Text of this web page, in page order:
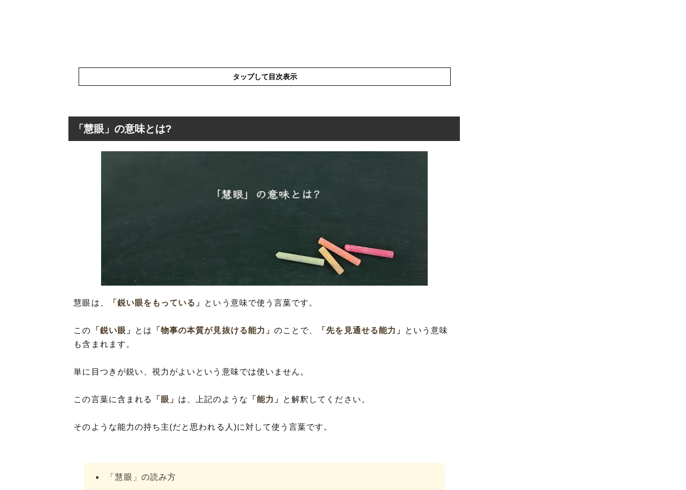
タップして目次表示
「慧眼」の対義語
「慧眼」を使った例文・短文(解釈)
「慧眼」の類義語や置き換えられる表現
「慧眼」の意味とは?
慧眼は、 「鋭い眼をもっている」 という意味で使う言葉です。
この 「鋭い眼」 とは 「物事の本質が見抜ける能力」 のことで、 「先を見通せる能力」
という意味
も含まれます。
単に目つきが鋭い、視力がよいという意味では使いません。
この言葉に含まれる 「眼」 は、上記のような 「能力」 と解釈してください。
そのような能力の持ち主(だと思われる人)に対して使う言葉です。
「慧眼」の読み方